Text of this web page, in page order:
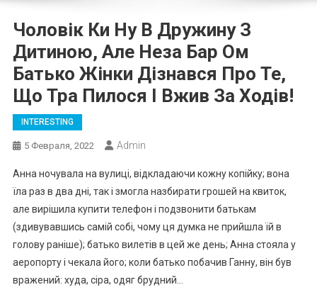
Чоловік Ки Ну В Дружину З
Дитиною, Але Неза Бар Ом
Батько Жінки Дізнався Про Те,
Що Тра Пилося І Вжив За Ходів!
INTERESTING
5 Февраля, 2022 Admin
Анна ночувала на вулиці, відкладаючи кожну копійку; вона
їла раз в два дні, так і змогла назбирати грошей на квиток,
але вирішила купити телефон і подзвонити батькам
(здивувавшись самій собі, чому ця думка не прийшла їй в
голову раніше); батько вилетів в цей же день; Анна стояла у
аеропорту і чекала його; коли батько побачив Ганну, він був
вражений: худа, сіра, одяг брудний…